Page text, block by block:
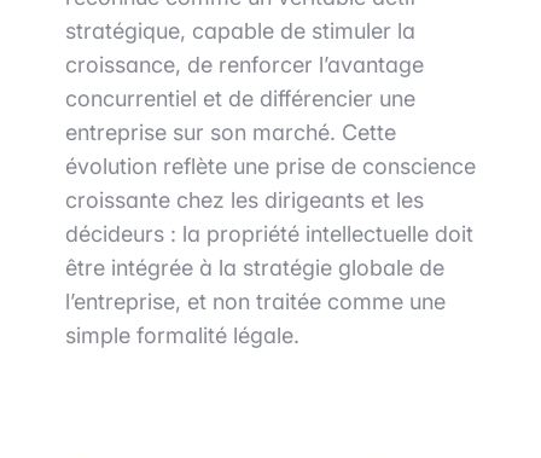
stratégique, capable de stimuler la
croissance, de renforcer l’avantage
concurrentiel et de différencier une
entreprise sur son marché. Cette
évolution reflète une prise de conscience
croissante chez les dirigeants et les
décideurs : la propriété intellectuelle doit
être intégrée à la stratégie globale de
l’entreprise, et non traitée comme une
simple formalité légale.